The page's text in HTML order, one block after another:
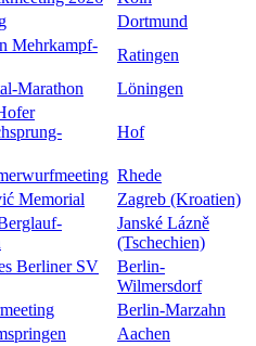
Dortmund
Mehrkampf-
Ratingen
Marathon Löningen
Hof
Rhede
Memorial
Zagreb (Kroatien)
Janské Lázně
(Tschechien)
Berliner SV
Berlin-
Wilmersdorf
Berlin-Marzahn
Aachen